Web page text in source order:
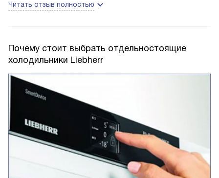
одно дело, если бы положили что-то типа пробника,
Читать отзыв полностью
Почему стоит выбрать отдельностоящие
холодильники Liebherr